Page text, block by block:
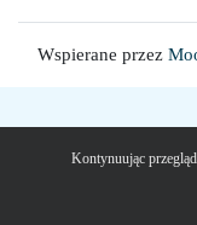
Kontynuując
Wspierane przez